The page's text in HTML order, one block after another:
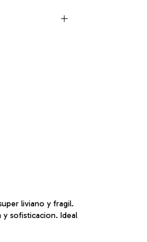
liviano y fragil.
y sofisticacion. Ideal